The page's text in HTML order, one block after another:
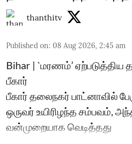
thanthitv
Published on: 08 Aug 2026, 2:45 am
Bihar | `மரணம்’ ஏற்படுத்திய
பீகார்
பீகார் தலைநகர் பாட்னாவில்
ஒருவர் உயிரிழந்த சம்பவம்,
வன்முறையாக வெடித்தது